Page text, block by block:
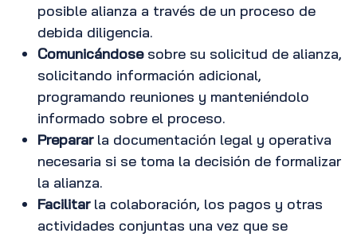
posible alianza a través de un proceso de
debida diligencia.
Comunicándose sobre su solicitud de alianza,
solicitando información adicional,
programando reuniones y manteniéndolo
informado sobre el proceso.
Preparar la documentación legal y operativa
necesaria si se toma la decisión de formalizar
la alianza.
Facilitar la colaboración, los pagos y otras
actividades conjuntas una vez que se